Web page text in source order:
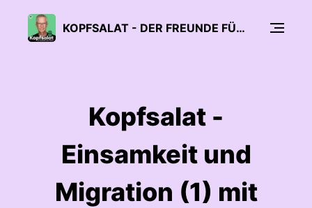
KOPFSALAT - DER FREUNDE FÜRS LEBEN PODCAST ÜBER DEPRESSION UND MENTALE GESUNDHEIT
Kopfsalat -
Einsamkeit und
Migration (1) mit